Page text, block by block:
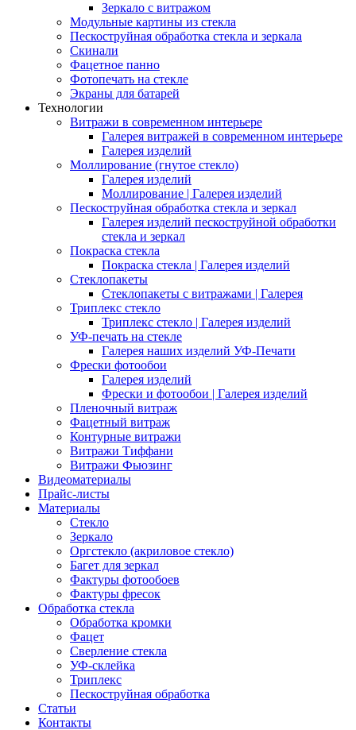
Зеркало с витражом
Модульные картины из стекла
Пескоструйная обработка стекла и зеркала
Скинали
Фацетное панно
Фотопечать на стекле
Экраны для батарей
Технологии
Витражи в современном интерьере
Галерея витражей в современном интерьере
Галерея изделий
Моллирование (гнутое стекло)
Галерея изделий
Моллирование | Галерея изделий
Пескоструйная обработка стекла и зеркал
Галерея изделий пескоструйной обработки
стекла и зеркал
Покраска стекла
Покраска стекла | Галерея изделий
Стеклопакеты
Стеклопакеты с витражами | Галерея
Триплекс стекло
Триплекс стекло | Галерея изделий
УФ-печать на стекле
Галерея наших изделий УФ-Печати
Фрески фотообои
Галерея изделий
Фрески и фотообои | Галерея изделий
Пленочный витраж
Фацетный витраж
Контурные витражи
Витражи Тиффани
Витражи Фьюзинг
Видеоматериалы
Прайс-листы
Материалы
Стекло
Зеркало
Оргстекло (акриловое стекло)
Багет для зеркал
Фактуры фотообоев
Фактуры фресок
Обработка стекла
Обработка кромки
Фацет
Сверление стекла
УФ-склейка
Триплекс
Пескоструйная обработка
Статьи
Контакты